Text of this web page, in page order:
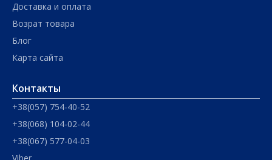
Доставка и оплата
Возрат товара
Блог
Карта сайта
Контакты
+38(057) 754-40-52
+38(068) 104-02-44
+38(067) 577-04-03